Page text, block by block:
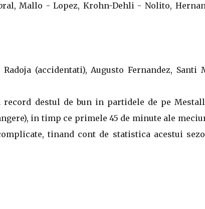
Mallo - Lopez, Krohn-Dehli - Nolito,
(accidentati), Augusto Fernandez, Santi
record destul de bun in partidele de pe
in timp ce primele 45 de minute ale
tinand cont de statistica acestui